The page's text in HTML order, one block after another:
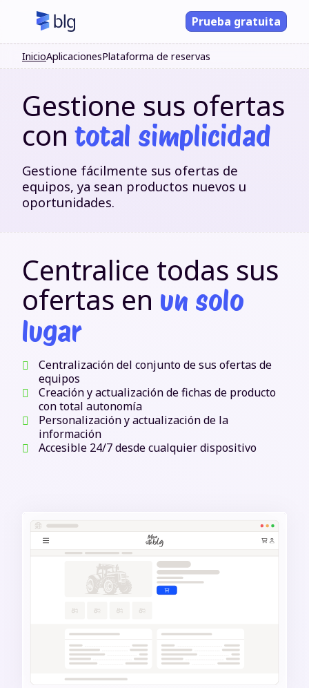
Prueba gratuita
InicioAplicacionesPlataforma de reservas
Gestione sus ofertas
contotal simplicidad
Gestione fácilmente sus ofertas de
equipos, ya sean productos nuevos u
oportunidades.
Centralice todas sus
ofertas en un solo
lugar
Centralización del conjunto de sus ofertas de
equipos
Creación y actualización de fichas de producto
con total autonomía
Personalización y actualización de la
información
Accesible 24/7 desde cualquier dispositivo